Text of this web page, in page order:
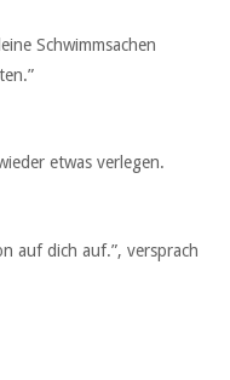
Schwimmsachen
etwas verlegen.
auf dich auf.”, versprach